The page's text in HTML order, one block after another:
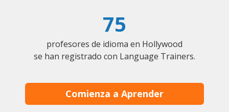
75
profesores de idioma en Hollywood
se han registrado con Language Trainers.
Comienza a Aprender